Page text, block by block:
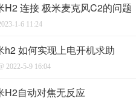
H2 连接 极米麦克风C2的问题
1-6 11:24
h2 如何实现上电开机求助
2022-5-9 16:04
H2自动对焦无反应